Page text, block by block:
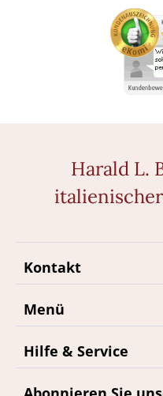
Harald L.
Kontakt
Menü
Hilfe & Service